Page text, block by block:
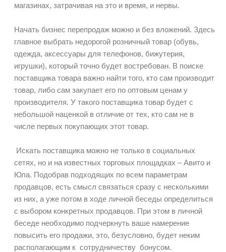
магазинах, затрачивая на это и время, и нервы.
Начать бизнес перепродаж можно и без вложений. Здесь
главное выбрать недорогой розничный товар (обувь,
одежда, аксессуары для телефонов, бижутерия,
игрушки), который точно будет востребован. В поиске
поставщика товара важно найти того, кто сам производит
товар, либо сам закупает его по оптовым ценам у
производителя. У такого поставщика товар будет с
небольшой наценкой в отличие от тех, кто сам не в
числе первых покупающих этот товар.
Искать поставщика можно не только в социальных
сетях, но и на известных торговых площадках – Авито и
Юла. Подобрав подходящих по всем параметрам
продавцов, есть смысл связаться сразу с несколькими
из них, а уже потом в ходе личной беседы определиться
с выбором конкретных продавцов. При этом в личной
беседе необходимо подчеркнуть ваше намерение
повысить его продажи, это, безусловно, будет неким
располагающим к сотрудничеству бонусом.